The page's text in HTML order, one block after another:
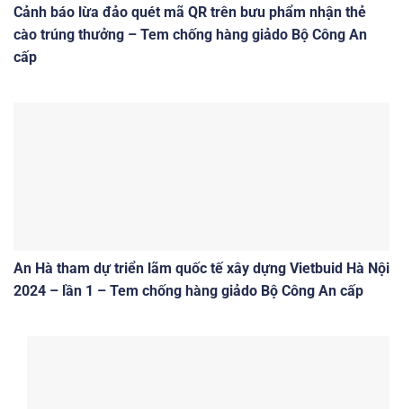
Cảnh báo lừa đảo quét mã QR trên bưu phẩm nhận thẻ
cào trúng thưởng – Tem chống hàng giảdo Bộ Công An
cấp
An Hà tham dự triển lãm quốc tế xây dựng Vietbuid Hà Nội
2024 – lần 1 – Tem chống hàng giảdo Bộ Công An cấp